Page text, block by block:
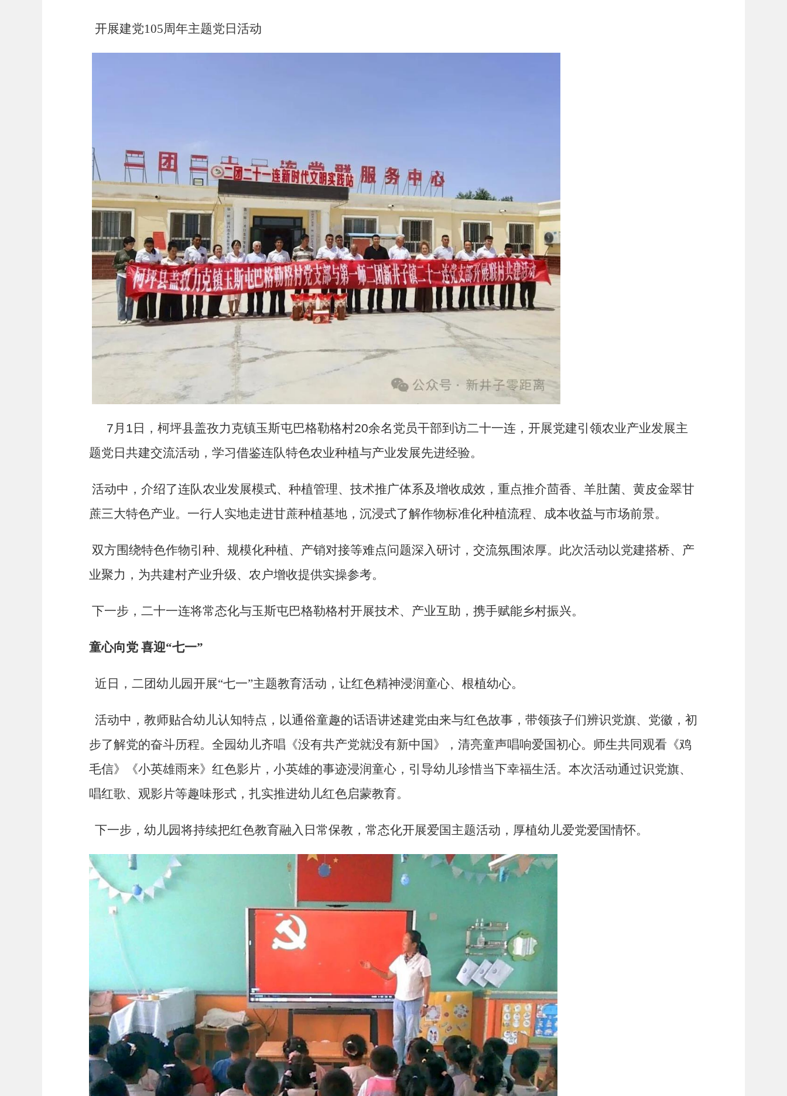
开展建党105周年主题党日活动
7月 1 日，柯坪县盖孜力克镇玉斯屯巴格勒格村20余名党员干部到访二十一连，开展党建引领农业产业发展主
题党日共建交流活动，学习借鉴连队特色农业种植与产业发展先进经验。
活动中，介绍了连队农业发展模式、种植管理、技术推广体系及增收成效，重点推介茴香、羊肚菌、黄皮金翠甘
蔗三大特色产业。一行人实地走进甘蔗种植基地，沉浸式了解作物标准化种植流程、成本收益与市场前景。
双方围绕特色作物引种、规模化种植、产销对接等难点问题深入研讨，交流氛围浓厚。此次活动以党建搭桥、产
业聚力，为共建村产业升级、农户增收提供实操参考。
下一步，二十一连将常态化与玉斯屯巴格勒格村开展技术、产业互助，携手赋能乡村振兴。
童心向党 喜迎“七一”
近日，二团幼儿园开展“七一”主题教育活动，让红色精神浸润童心、根植幼心。
活动中，教师贴合幼儿认知特点，以通俗童趣的话语讲述建党由来与红色故事，带领孩子们辨识党旗、党徽，初
步了解党的奋斗历程。全园幼儿齐唱《没有共产党就没有新中国》，清亮童声唱响爱国初心。师生共同观看《鸡
毛信》《小英雄雨来》红色影片，小英雄的事迹浸润童心，引导幼儿珍惜当下幸福生活。本次活动通过识党旗、
唱红歌、观影片等趣味形式，扎实推进幼儿红色启蒙教育。
下一步，幼儿园将持续把红色教育融入日常保教，常态化开展爱国主题活动，厚植幼儿爱党爱国情怀。